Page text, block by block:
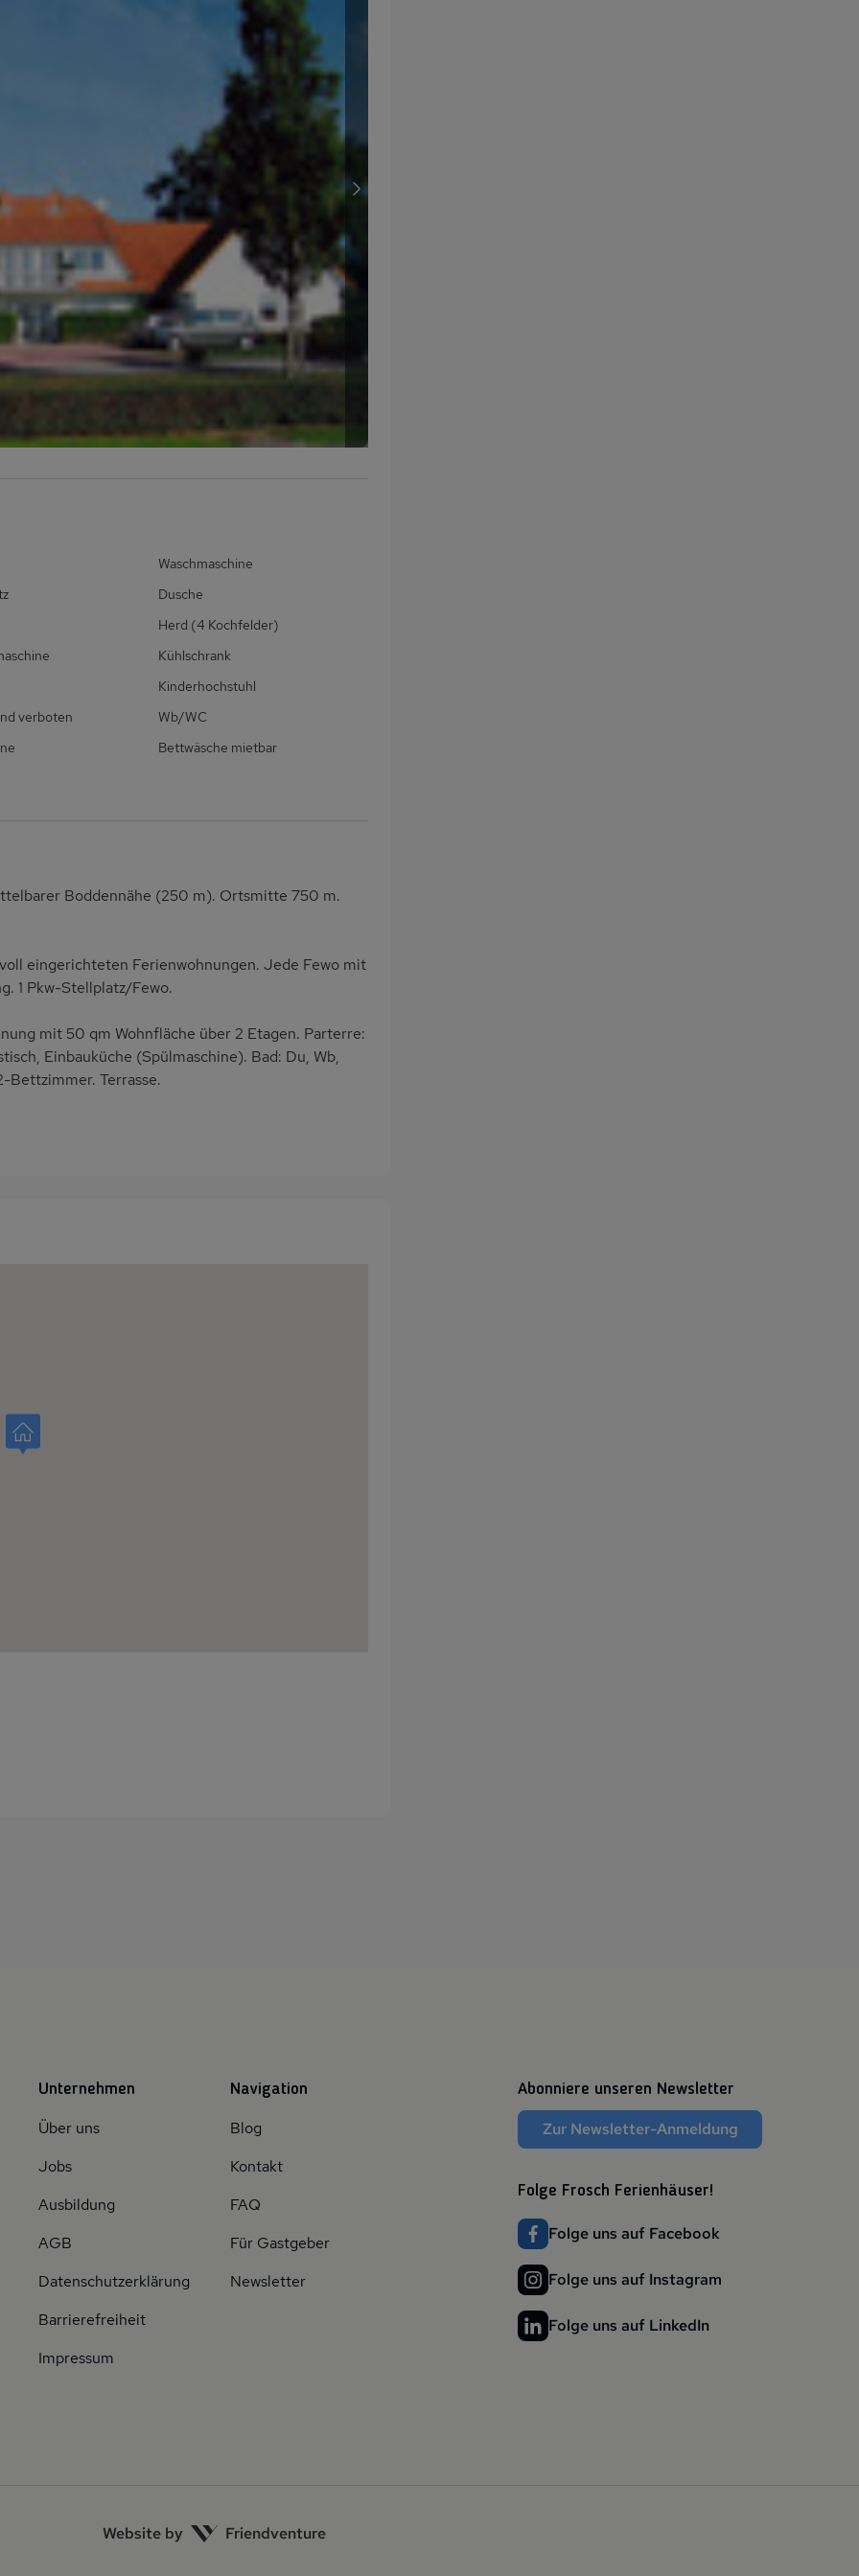
Waschmaschine
Dusche
Herd (4 Kochfelder)
Kühlschrank
Kinderhochstuhl
verboten
Wb/WC
Bettwäsche mietbar
Boddennähe (250 m). Ortsmitte 750 m.
eingerichteten Ferienwohnungen. Jede Fewo mit
1 Pkw-Stellplatz/Fewo.
mit 50 qm Wohnfläche über 2 Etagen. Parterre:
Einbauküche (Spülmaschine). Bad: Du, Wb,
Bettzimmer. Terrasse.
Unternehmen
Über uns
Jobs
Ausbildung
AGB
Datenschutzerklärung
Barrierefreiheit
Impressum
Navigation
Blog
Kontakt
FAQ
Für Gastgeber
Newsletter
Abonniere unseren Newsletter
Zur Newsletter-Anmeldung
Folge Frosch Ferienhäuser!
Folge uns auf Facebook
Folge uns auf Instagram
Folge uns auf LinkedIn
Website by Friendventure